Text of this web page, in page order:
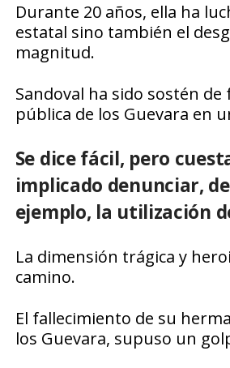
Durante 20 años, ella ha
estatal sino también el
magnitud.
Sandoval ha sido sostén
pública de los Guevara en
Se dice fácil, pero
implicado denunciar,
ejemplo, la utilización
La dimensión trágica y
camino.
El fallecimiento de su
los Guevara, supuso un